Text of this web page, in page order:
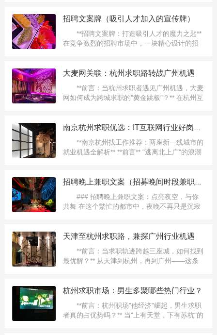
招聘文案牌（吸引人才加入的宣传牌）
**招聘文案牌：打造吸引人才的魔力之匙**
在竞争激烈的招聘市场中，一块精心设计的招
将探讨如何撰写高效...
大麦网关联：杭州求职路转战广州机遇
**前言：当杭州求职者遇见广州机遇，大麦
网如何成为跨城求职的"黄金跳板"？** 在杭州互
**南京杭州找工作推荐：两座新一线城市的
就业机遇全解析** **前言** "逃离北上广"的浪潮
### 招聘晚上兼职文案：点亮夜空，与你
共舞 在这个繁忙的都市中，夜晚不再只是沉寂
自己的舞台？我们，一...
天津至杭州求职路，兼探广州行业机遇
**前言：当求职轨迹跨越三座城，如何找到
最优解？** 从天津到杭州，再到广州——这条
活成本妥协，也有...
杭州求职市场：男生多聚哪些热门行业？
**前言：杭州职场"他经济"崛起，男生求职
者真的占优势吗？** 当"上有天堂，下有苏杭"的